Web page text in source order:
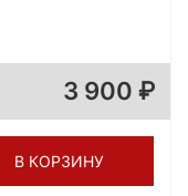
3 900
В КОРЗИНУ